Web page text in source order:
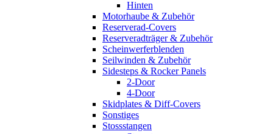
Hinten
Motorhaube & Zubehör
Reserverad-Covers
Reserveradträger & Zubehör
Scheinwerferblenden
Seilwinden & Zubehör
Sidesteps & Rocker Panels
2-Door
4-Door
Skidplates & Diff-Covers
Sonstiges
Stossstangen